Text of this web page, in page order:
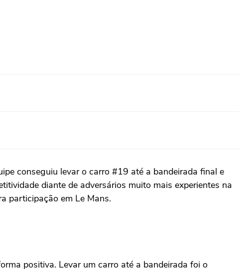
conseguiu levar o carro #19 até a bandeirada final e
diante de adversários muito mais experientes na
participação em Le Mans.
positiva. Levar um carro até a bandeirada foi o